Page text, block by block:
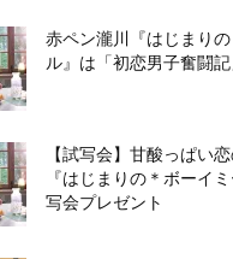
赤ペン瀧川『はじまり
ル』は「初恋男⼦奮闘
【試写会】甘酸っぱい
『はじまりの＊ボーイ
写会プレゼント